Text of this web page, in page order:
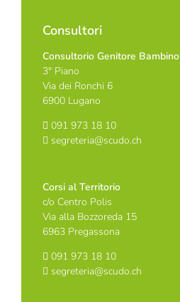
Consultori
Consultorio Genitore Bambino
3° Piano
Via dei Ronchi 6
6900 Lugano
091 973 18 10
segreteria@scudo.ch
Corsi al Territorio
c/o Centro Polis
Via alla Bozzoreda 15
6963 Pregassona
091 973 18 10
segreteria@scudo.ch